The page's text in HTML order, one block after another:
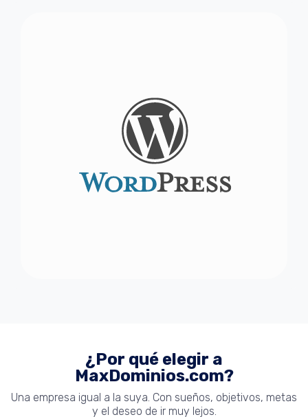
¿Por qué elegir a
MaxDominios.com?
Una empresa igual a la suya. Con sueños, objetivos, metas
y el deseo de ir muy lejos.